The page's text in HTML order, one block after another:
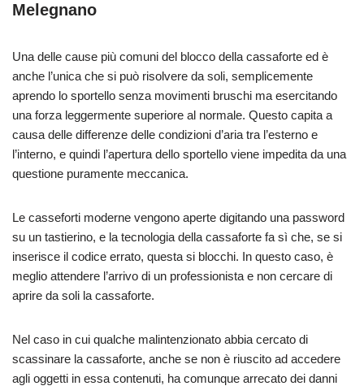
Melegnano
Una delle cause più comuni del blocco della cassaforte ed è
anche l’unica che si può risolvere da soli, semplicemente
aprendo lo sportello senza movimenti bruschi ma esercitando
una forza leggermente superiore al normale. Questo capita a
causa delle differenze delle condizioni d’aria tra l’esterno e
l’interno, e quindi l’apertura dello sportello viene impedita da una
questione puramente meccanica.
Le casseforti moderne vengono aperte digitando una password
su un tastierino, e la tecnologia della cassaforte fa sì che, se si
inserisce il codice errato, questa si blocchi. In questo caso, è
meglio attendere l’arrivo di un professionista e non cercare di
aprire da soli la cassaforte.
Nel caso in cui qualche malintenzionato abbia cercato di
scassinare la cassaforte, anche se non è riuscito ad accedere
agli oggetti in essa contenuti, ha comunque arrecato dei danni